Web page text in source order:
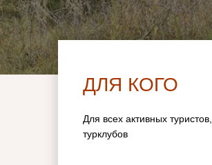
ДЛЯ КОГО
Для всех активных туристов,
турклубов